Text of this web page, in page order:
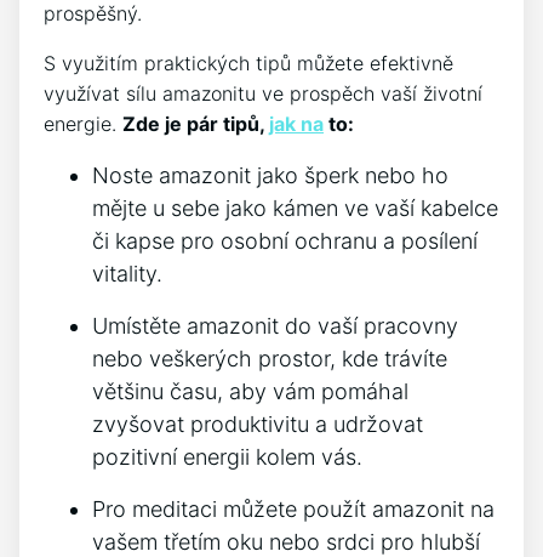
prospěšný.
S využitím praktických tipů můžete efektivně
využívat sílu amazonitu ve prospěch vaší životní
energie. Zde je pár tipů, jak na to:
Noste amazonit jako šperk nebo ho
mějte u sebe jako kámen ve vaší kabelce
či kapse pro osobní ochranu a posílení
vitality.
Umístěte amazonit do vaší pracovny
nebo veškerých prostor, kde trávíte
většinu času, aby vám pomáhal
zvyšovat produktivitu a udržovat
pozitivní energii kolem vás.
Pro meditaci můžete použít amazonit na
vašem třetím oku nebo srdci pro hlubší